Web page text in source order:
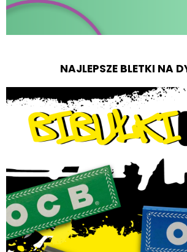
NAJLEPSZE BLETKI NA